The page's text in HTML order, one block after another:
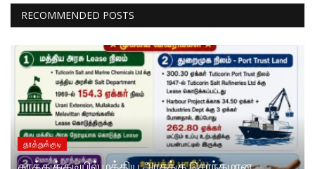
RECOMMENDED POSTS
தூத்துக்குடி
தூத்துக்குடியில் மத்திய அரசுக்கு சொந்தமான